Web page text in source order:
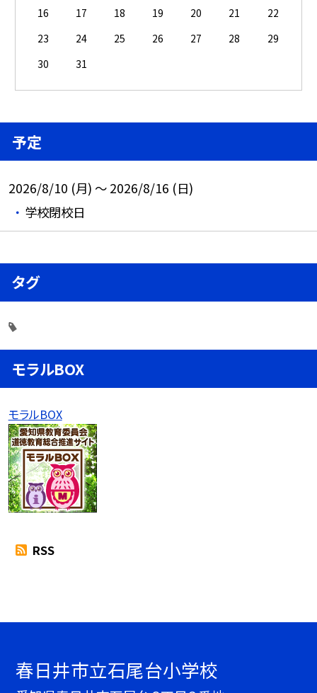
16
17 18 19 20 21
22
23
24 25 26 27 28
29
30
31
予定
2026/8/10 (月) ～ 2026/8/16 (日)
学校閉校日
タグ
モラルBOX
モラルBOX
RSS
春日井市立石尾台小学校